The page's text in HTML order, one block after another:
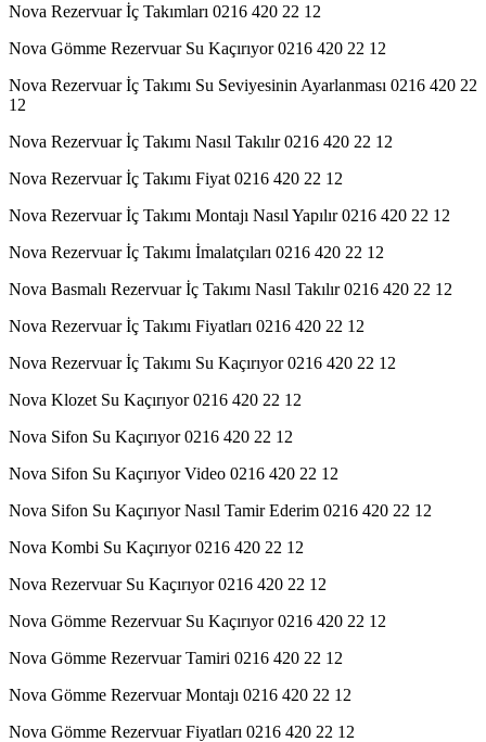
Nova Rezervuar İç Takımları 0216 420 22 12
Nova Gömme Rezervuar Su Kaçırıyor 0216 420 22 12
Nova Rezervuar İç Takımı Su Seviyesinin Ayarlanması 0216 420 22
12
Nova Rezervuar İç Takımı Nasıl Takılır 0216 420 22 12
Nova Rezervuar İç Takımı Fiyat 0216 420 22 12
Nova Rezervuar İç Takımı Montajı Nasıl Yapılır 0216 420 22 12
Nova Rezervuar İç Takımı İmalatçıları 0216 420 22 12
Nova Basmalı Rezervuar İç Takımı Nasıl Takılır 0216 420 22 12
Nova Rezervuar İç Takımı Fiyatları 0216 420 22 12
Nova Rezervuar İç Takımı Su Kaçırıyor 0216 420 22 12
Nova Klozet Su Kaçırıyor 0216 420 22 12
Nova Sifon Su Kaçırıyor 0216 420 22 12
Nova Sifon Su Kaçırıyor Video 0216 420 22 12
Nova Sifon Su Kaçırıyor Nasıl Tamir Ederim 0216 420 22 12
Nova Kombi Su Kaçırıyor 0216 420 22 12
Nova Rezervuar Su Kaçırıyor 0216 420 22 12
Nova Gömme Rezervuar Su Kaçırıyor 0216 420 22 12
Nova Gömme Rezervuar Tamiri 0216 420 22 12
Nova Gömme Rezervuar Montajı 0216 420 22 12
Nova Gömme Rezervuar Fiyatları 0216 420 22 12